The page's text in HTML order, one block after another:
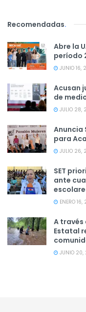
Recomendadas.
Abre la
período
JUNIO 16,
Acusan
de
JULIO 28,
Anuncia
para
JULIO 26,
SET
ante
ENERO
A través
Estatal
JUNIO